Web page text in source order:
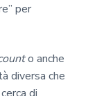
per
o anche
diversa che